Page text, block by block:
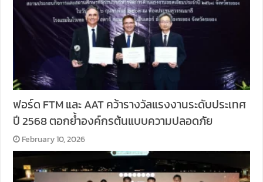
ฟอร์ด FTM และ AAT คว้ารางวัลแรงงานระดับประเทศ
ปี 2568 ตอกย้ำองค์กรต้นแบบความปลอดภัย
February 10, 2026